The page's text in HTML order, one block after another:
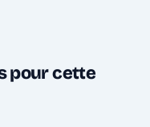
pour cette